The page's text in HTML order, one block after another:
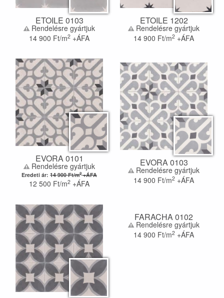
ETOILE 0103
Rendelésre gyártjuk
14 900 Ft/m2 +ÁFA
ETOILE 1202
Rendelésre gyártjuk
14 900 Ft/m2 +ÁFA
EVORA 0101
Rendelésre gyártjuk
Eredeti ár: 14 900Ft/m2 +ÁFA
12 500 Ft/m2 +ÁFA
EVORA 0103
Rendelésre gyártjuk
14 900 Ft/m2 +ÁFA
FARACHA 0102
Rendelésre gyártjuk
14 900 Ft/m2 +ÁFA